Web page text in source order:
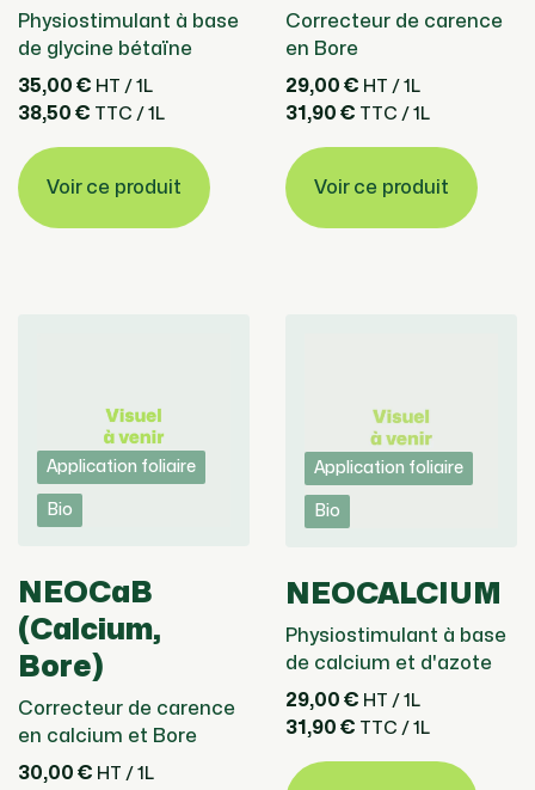
Physiostimulant à base
de glycine bétaïne
35,00 € HT / 1L
38,50 € TTC / 1L
Voir ce produit
Correcteur de carence
en Bore
29,00 € HT / 1L
31,90 € TTC / 1L
Voir ce produit
Application foliaire
Bio
NEOCaB
(Calcium,
Bore)
Correcteur de carence
en calcium et Bore
30,00 € HT / 1L
Application foliaire
Bio
NEOCALCIUM
Physiostimulant à base
de calcium et d'azote
29,00 € HT / 1L
31,90 € TTC / 1L